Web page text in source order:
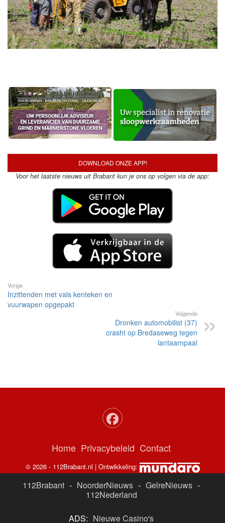
DOWNLOAD ONZE APP!
Voor het laatste nieuws uit Brabant kun je ons op volgen via de app:
Vorige
Inzittenden met vals kenteken en
vuurwapen opgepakt
Volgende
Dronken automobilist (37)
crasht op Bredaseweg tegen
lantaarnpaal
Home Privacybeleid Contact
© 2026 - 112Brabant.nl | Ontwikkeling:
112Brabant - NoorderNieuws - GelreNieuws -
112Nederland
ADS: Nieuwe Casino's